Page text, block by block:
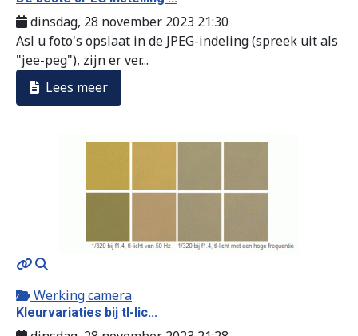
dinsdag, 28 november 2023 21:30
Asl u foto's opslaat in de JPEG-indeling (spreek uit als
"jee-peg"), zijn er ver...
Lees meer
MOD_JTCS_VIEW_ARTICLE_LINK
Werking camera
Kleurvariaties bij tl-lic...